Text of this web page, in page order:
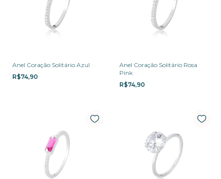
Anel Coração Solitário Azul
R$74,90
Anel Coração Solitário Rosa
Pink
R$74,90